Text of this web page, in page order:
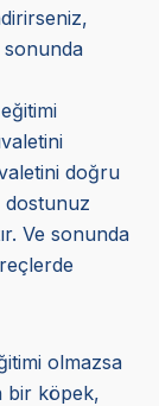
sonunda
doğru
dostunuz
Ve sonunda
olmazsa
bir köpek,